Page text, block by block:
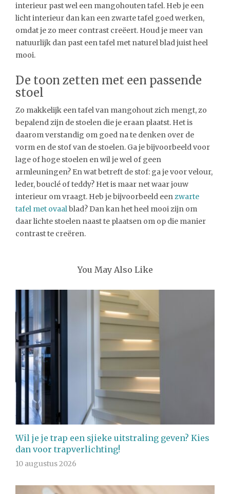
interieur past wel een mangohouten tafel. Heb je een
licht interieur dan kan een zwarte tafel goed werken,
omdat je zo meer contrast creëert. Houd je meer van
natuurlijk dan past een tafel met naturel blad juist heel
mooi.
De toon zetten met een passende
stoel
Zo makkelijk een tafel van mangohout zich mengt, zo
bepalend zijn de stoelen die je eraan plaatst. Het is
daarom verstandig om goed na te denken over de
vorm en de stof van de stoelen. Ga je bijvoorbeeld voor
lage of hoge stoelen en wil je wel of geen
armleuningen? En wat betreft de stof: ga je voor velour,
leder, bouclé of teddy? Het is maar net waar jouw
interieur om vraagt. Heb je bijvoorbeeld eenzwarte
tafel met ovaalblad? Dan kan het heel mooi zijn om
daar lichte stoelen naast te plaatsen om op die manier
contrast te creëren.
You May Also Like
Wil je je trap een sjieke uitstraling geven? Kies
dan voor trapverlichting!
10 augustus 2026